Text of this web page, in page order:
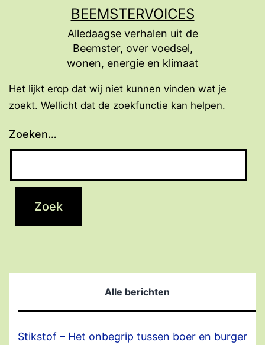
BEEMSTERVOICES
Alledaagse verhalen uit de
Beemster, over voedsel,
wonen, energie en klimaat
Het lijkt erop dat wij niet kunnen vinden wat je
zoekt. Wellicht dat de zoekfunctie kan helpen.
Zoeken…
Alle berichten
Stikstof – Het onbegrip tussen boer en burger